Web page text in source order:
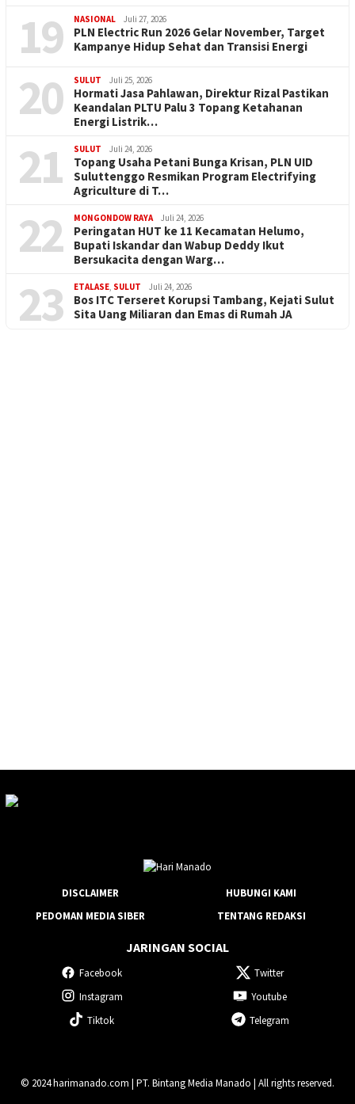
19 NASIONAL Juli 27, 2026
PLN Electric Run 2026 Gelar November, Target
Kampanye Hidup Sehat dan Transisi Energi
20 SULUT Juli 25, 2026
Hormati Jasa Pahlawan, Direktur Rizal Pastikan
Keandalan PLTU Palu 3 Topang Ketahanan
Energi Listrik…
21 SULUT Juli 24, 2026
Topang Usaha Petani Bunga Krisan, PLN UID
Suluttenggo Resmikan Program Electrifying
Agriculture di T…
22 MONGONDOW RAYA Juli 24, 2026
Peringatan HUT ke 11 Kecamatan Helumo,
Bupati Iskandar dan Wabup Deddy Ikut
Bersukacita dengan Warg…
23 ETALASE SULUT Juli 24, 2026
Bos ITC Terseret Korupsi Tambang, Kejati Sulut
Sita Uang Miliaran dan Emas di Rumah JA
DISCLAIMER
HUBUNGI KAMI
PEDOMAN MEDIA SIBER
TENTANG REDAKSI
JARINGAN SOCIAL
Facebook
Twitter
Instagram
Youtube
Tiktok
Telegram
© 2024 harimanado.com | PT. Bintang Media Manado | All rights reserved.